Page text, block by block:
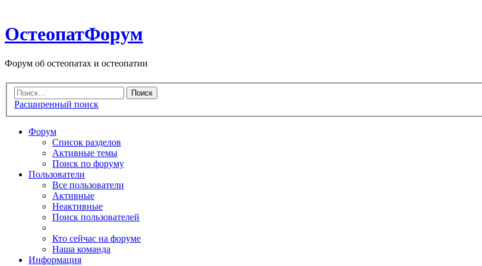
ОстеопатФорум
Форум об остеопатах и остеопатии
Расширенный поиск
Форум
Список разделов
Активные темы
Поиск по форуму
Пользователи
Все пользователи
Активные
Неактивные
Поиск пользователей
Кто сейчас на форуме
Наша команда
Информация